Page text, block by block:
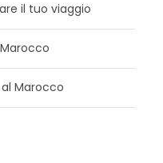
il tuo viaggio
Marocco